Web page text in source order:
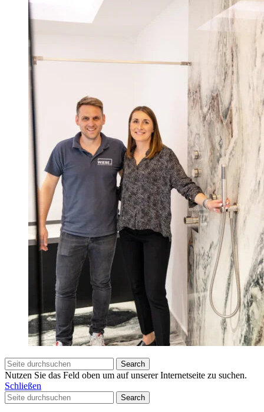
Search
Nutzen Sie das Feld oben um auf unserer Internetseite zu suchen.
Schließen
Search